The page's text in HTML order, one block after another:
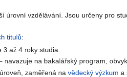
úrovní vzdělávání. Jsou určeny pro
titulů:
až 4 roky studia.
navazuje na bakalářský program,
zaměřená na vědecký výzkum a